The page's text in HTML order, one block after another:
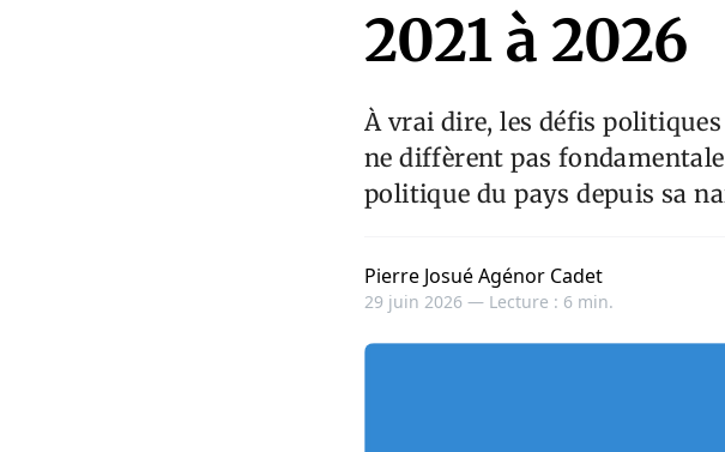
2021 à 2026
À vrai dire, les défis
ne diffèrent pas
politique du pays depuis sa
Pierre Josué Agénor Cadet
29 juin 2026 — Lecture : 6 min.